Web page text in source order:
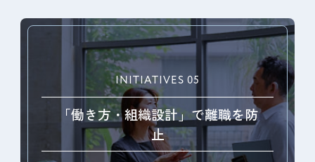
INITIATIVES 05
「働き方・組織設計」で離職を防
止